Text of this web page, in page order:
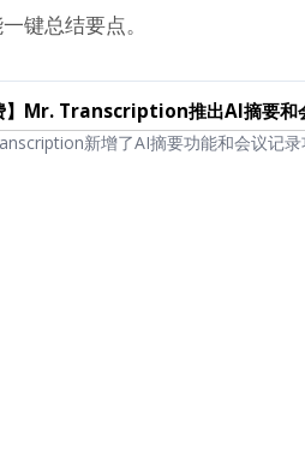
键总结要点。
】Mr. Transcription推出AI摘要和
新增了AI摘要功能和会议记